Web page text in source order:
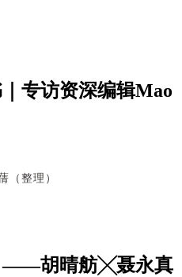
专访资深编辑Mao
（整理）
——胡晴舫╳聂永